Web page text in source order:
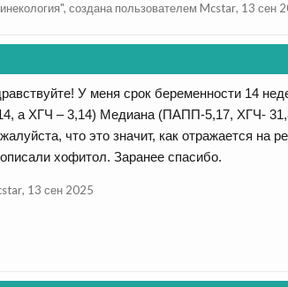
", создана пользователем Mcstar, 13 сен
У меня срок беременности 14
а ХГЧ – 3,14) Медиана (ПАПП-5,17, ХГЧ-
что это значит, как отражается на
хофитол. Заранее спасибо.
, 13 сен 2025